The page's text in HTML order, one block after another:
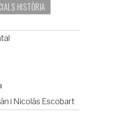
HISTÒRIA
i Nicolás Escobart